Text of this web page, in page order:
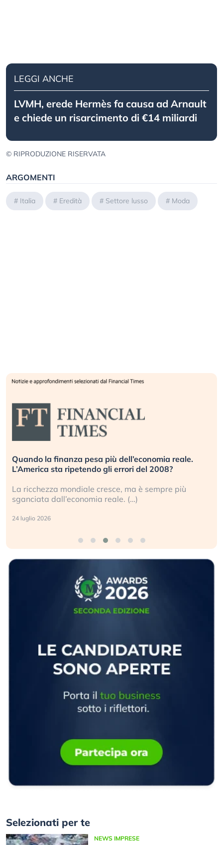
LEGGI ANCHE
LVMH, erede Hermès fa causa ad Arnault
e chiede un risarcimento di €14 miliardi
© RIPRODUZIONE RISERVATA
ARGOMENTI
# Italia # Eredità # Settore lusso # Moda
Quando la finanza pesa più dell’economia reale.
L’America sta ripetendo gli errori del 2008?
La ricchezza mondiale cresce, ma è sempre più
sganciata dall’economia reale. (…)
24 luglio 2026
Selezionati per te
NEWS IMPRESE